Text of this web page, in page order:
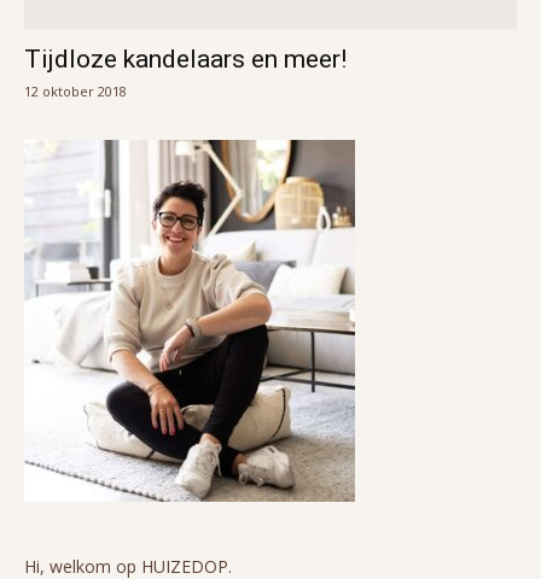
Tijdloze kandelaars en meer!
12 oktober 2018
Hi, welkom op HUIZEDOP.